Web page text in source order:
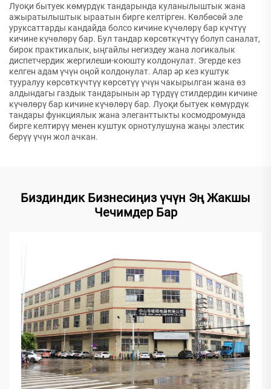
Луоқи бытуек көмүрдүк тандарында куланылыштык жана
ажыратылыштык ыраатын бирге келтірген. Көлбөсөй эле
уруксаттарды кандайда болсо кичине күчөлөрү бар күчтүү
кичине күчөлөрү бар. Бул тандар көрсөткүчтүү болуп саналат,
бирок практикалык, ыңгайлы негиздеу жана логикалык
диспетчердик жергилеши-коюшту колдонулат. Эгерде кез
келген адам үчүн оңой колдонулат. Алар әр кез куштук
тууралуу көрсөткүчтүү көрсөтүү үчүн чакырылган жана өз
алдындагы газдык тандарынын әр түрдүү стилдердин кичине
күчөлөрү бар кичине күчөлөрү бар. Луоқи бытуек көмүрдүк
тандары функциялык жана элеганттыкты космодромунда
бирге келтирүү менен куштук орнотулушуна жаңы элестик
берүү үчүн жол ачкан.
Биздиндик Бизнесиңиз үчүн Эң Жакшы
Чечимдер Бар